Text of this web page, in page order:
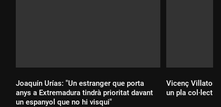
Joaquín Urías: "Un estranger que porta
anys a Extremadura tindrà prioritat davant
un espanyol que no hi visqui"
Vicenç Villatoro
un pla